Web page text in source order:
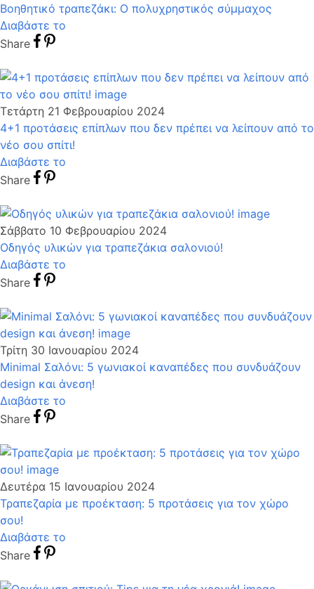
Βοηθητικό τραπεζάκι: Ο πολυχρηστικός σύμμαχος
Διαβάστε το
Share
Τετάρτη 21 Φεβρουαρίου 2024
4+1 προτάσεις επίπλων που δεν πρέπει να λείπουν από το
νέο σου σπίτι!
Διαβάστε το
Share
Σάββατο 10 Φεβρουαρίου 2024
Οδηγός υλικών για τραπεζάκια σαλονιού!
Διαβάστε το
Share
Τρίτη 30 Ιανουαρίου 2024
Minimal Σαλόνι: 5 γωνιακοί καναπέδες που συνδυάζουν
design και άνεση!
Διαβάστε το
Share
Δευτέρα 15 Ιανουαρίου 2024
Τραπεζαρία με προέκταση: 5 προτάσεις για τον χώρο
σου!
Διαβάστε το
Share